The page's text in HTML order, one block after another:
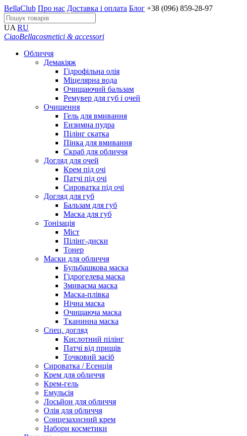
BellaClub Про нас Доставка і оплата Блог +38 (096) 859-28-97
UA RU
CiaoBellacosmetici & accessori
Обличчя
Демакіяж
Гідрофільна олія
Міцелярна вода
Очищаючий бальзам
Ремувер для губ і очей
Очищення
Гель для вмивання
Ензимна пудра
Пілінг скатка
Пінка для вмивання
Скраб для обличчя
Догляд для очей
Крем під очі
Патчі під очі
Сироватка під очі
Догляд для губ
Бальзам для губ
Маска для губ
Тонізація
Міст
Пілінг-диски
Тонер
Маски для обличчя
Бульбашкова маска
Гідрогелева маска
Змиваєма маска
Маска-плівка
Нічна маска
Очищаюча маска
Тканинна маска
Спец. догляд
Кислотний пілінг
Патчі від прищів
Точковий засіб
Сироватка / Есенція
Крем для обличчя
Крем-гель
Емульсія
Лосьйон для обличчя
Олія для обличчя
Сонцезахисний крем
Набори косметики